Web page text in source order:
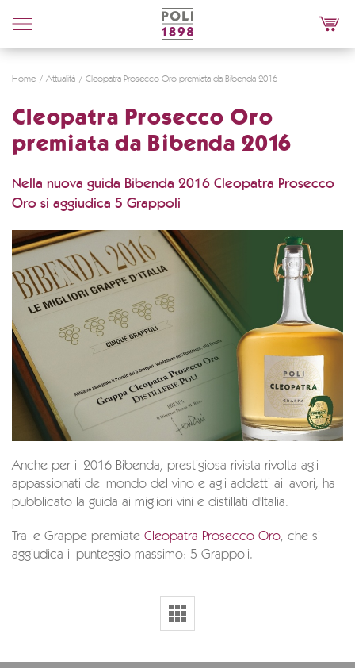
Poli
Distillerie
Home Attualità Cleopatra Prosecco Oro premiata da Bibenda 2016
Cleopatra Prosecco Oro
premiata da Bibenda 2016
Nella nuova guida Bibenda 2016 Cleopatra Prosecco
Oro si aggiudica 5 Grappoli
Anche per il 2016 Bibenda, prestigiosa rivista rivolta agli
appassionati del mondo del vino e agli addetti ai lavori, ha
pubblicato la guida ai migliori vini e distillati d'Italia.
Tra le Grappe premiate Cleopatra Prosecco Oro, che si
aggiudica il punteggio massimo: 5 Grappoli.